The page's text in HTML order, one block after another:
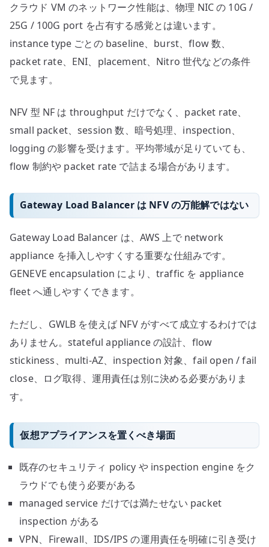
クラウド VM のネットワーク性能は、物理 NIC の 10G /
25G / 100G port を占有する感覚とは違います。
instance type ごとの baseline、burst、flow 数、
packet rate、ENI、placement、Nitro 世代などの条件
で見ます。
NFV 型 NF は throughput だけでなく、packet rate、
small packet、session 数、暗号処理、inspection、
logging の影響を受けます。平均帯域が足りていても、
flow 制約や packet rate で詰まる場合があります。
Gateway Load Balancer は NFV の万能解ではない
Gateway Load Balancer は、AWS 上で network
appliance を挿入しやすくする重要な仕組みです。
GENEVE encapsulation により、traffic を appliance
fleet へ通しやすくできます。
ただし、GWLB を使えば NFV がすべて成立するわけでは
ありません。stateful appliance の設計、flow
stickiness、multi-AZ、inspection 対象、fail open / fail
close、ログ取得、運用責任は別に決める必要がありま
す。
仮想アプライアンスを置くべき場面
既存のセキュリティ policy や inspection engine をク
ラウドでも使う必要がある
managed service だけでは満たせない packet
inspection がある
VPN、Firewall、IDS/IPS の運用責任を明確に引き受け